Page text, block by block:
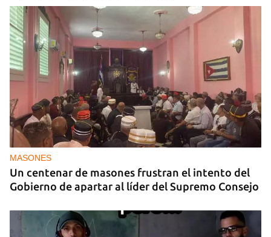
MASONES
Un centenar de masones frustran el intento del
Gobierno de apartar al líder del Supremo Consejo